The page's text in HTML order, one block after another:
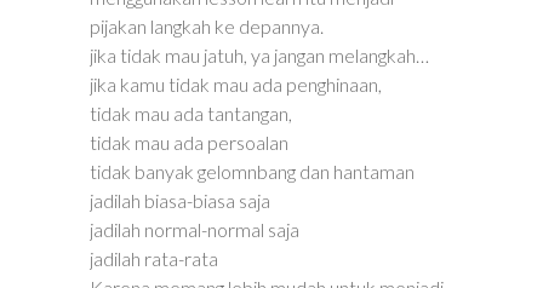
pijakan langkah ke depannya.
jika tidak mau jatuh, ya jangan melangkah…
jika kamu tidak mau ada penghinaan,
tidak mau ada tantangan,
tidak mau ada persoalan
tidak banyak gelomnbang dan hantaman
jadilah biasa-biasa saja
jadilah normal-normal saja
jadilah rata-rata